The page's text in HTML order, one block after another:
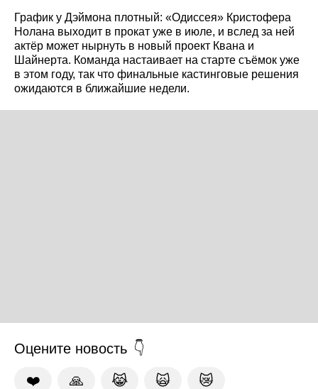
График у Дэймона плотный: «Одиссея» Кристофера
Нолана выходит в прокат уже в июле, и вслед за ней
актёр может нырнуть в новый проект Квана и
Шайнерта. Команда настаивает на старте съёмок уже
в этом году, так что финальные кастинговые решения
ожидаются в ближайшие недели.
Оцените новость
❤️ 🙏 😹 🙀 😿